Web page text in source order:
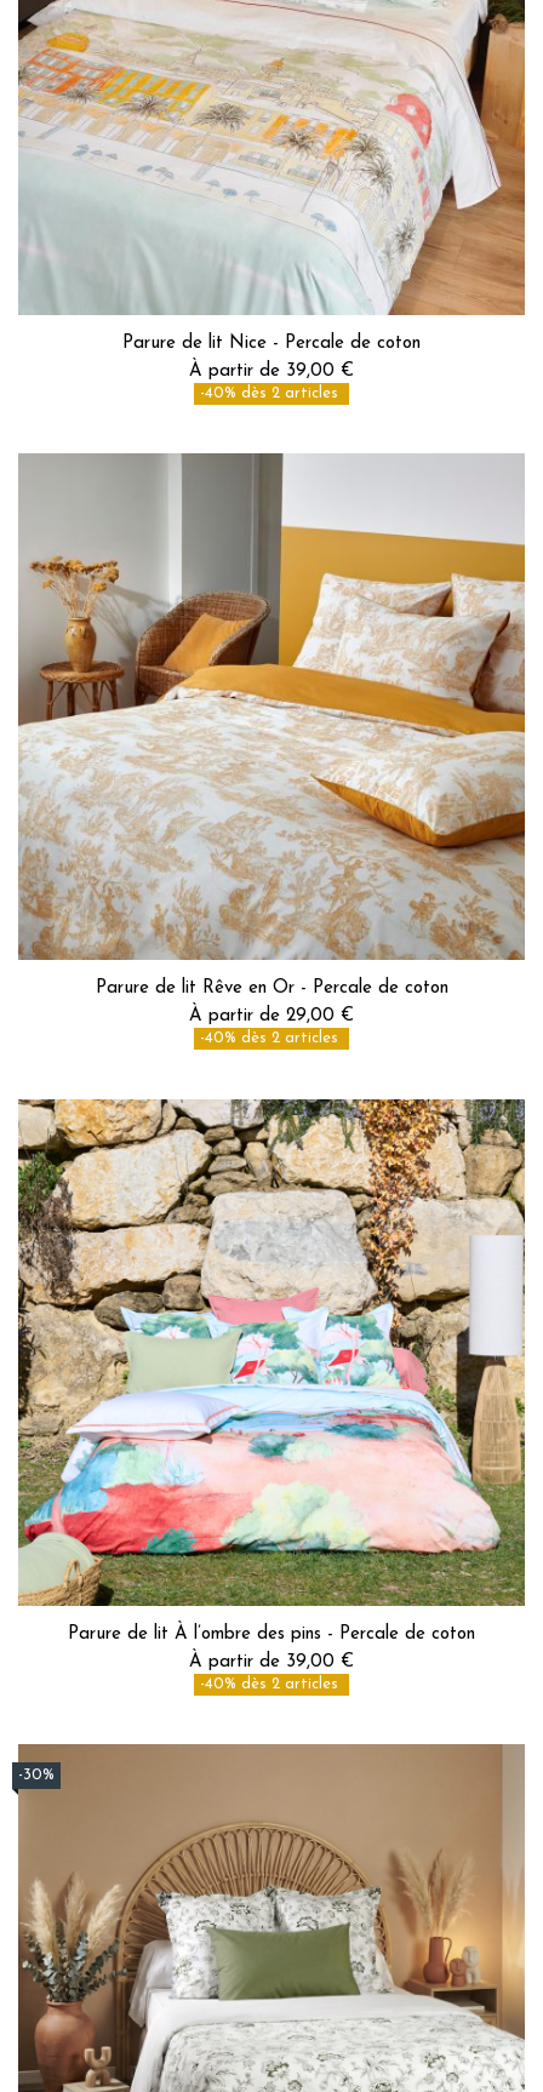
Parure de lit Nice - Percale de coton
À partir de 39,00 €
-40% dès 2 articles
Parure de lit Rêve en Or - Percale de coton
À partir de 29,00 €
-40% dès 2 articles
Parure de lit À l’ombre des pins - Percale de coton
À partir de 39,00 €
-40% dès 2 articles
-30%